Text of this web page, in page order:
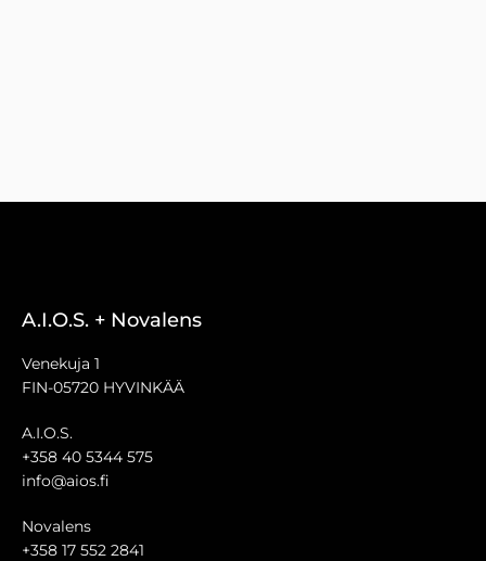
A.I.O.S. + Novalens
Venekuja 1
FIN-05720 HYVINKÄÄ
A.I.O.S.
+358 40 5344 575
info@aios.fi
Novalens
+358 17 552 2841